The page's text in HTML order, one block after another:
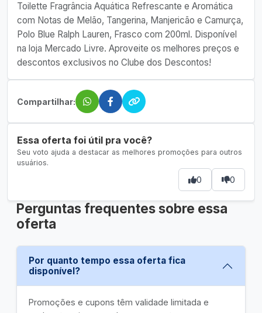
Toilette Fragrância Aquática Refrescante e Aromática
com Notas de Melão, Tangerina, Manjericão e Camurça,
Polo Blue Ralph Lauren, Frasco com 200ml. Disponível
na loja Mercado Livre. Aproveite os melhores preços e
descontos exclusivos no Clube dos Descontos!
Compartilhar:
Essa oferta foi útil pra você?
Seu voto ajuda a destacar as melhores promoções para outros
usuários.
0 0
Perguntas frequentes sobre essa
oferta
Por quanto tempo essa oferta fica
disponível?
Promoções e cupons têm validade limitada e